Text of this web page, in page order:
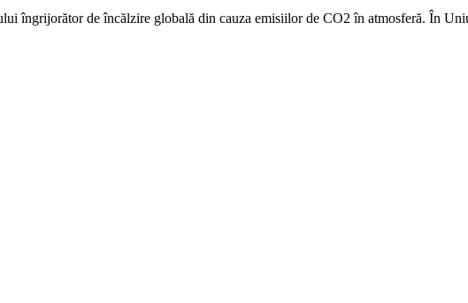
îngrijorător de încălzire globală din cauza emisiilor de CO2 în atmosferă. În